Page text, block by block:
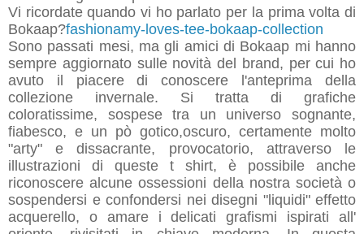
Vi ricordate quando vi ho parlato per la prima volta di
Bokaap?fashionamy-loves-tee-bokaap-collection
Sono passati mesi, ma gli amici di Bokaap mi hanno
sempre aggiornato sulle novità del brand, per cui ho
avuto il piacere di conoscere l'anteprima della
collezione invernale. Si tratta di grafiche
coloratissime, sospese tra un universo sognante,
fiabesco, e un pò gotico,oscuro, certamente molto
"arty" e dissacrante, provocatorio, attraverso le
illustrazioni di queste t shirt, è possibile anche
riconoscere alcune ossessioni della nostra società o
sospendersi e confondersi nei disegni "liquidi" effetto
acquerello, o amare i delicati grafismi ispirati all'